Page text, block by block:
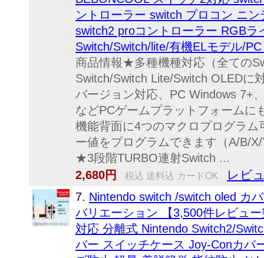
ントローラー switch プロコン ニ
switch2 proコントローラー RGB
Switch/Switch/lite/有機ELモデル/
商品情報★多種機種対応（全ての
Switch/Switch Lite/Switch OLEDに
バージョン対応、PC Windows 7+
などPCゲームプラットフォーム
機能背面に4つのマクロプログラ
ー値をプログラムできます（A/B/
★3段階TURBO連射Switch ...
2,680円
税込 送料込 カードOK レビ
7. Nintendo switch /switch oled カ
バリエーション 【3,500件レビュ
対応 分離式 Nintendo Switch2/
バー スイッチケース Joy-Conカバ